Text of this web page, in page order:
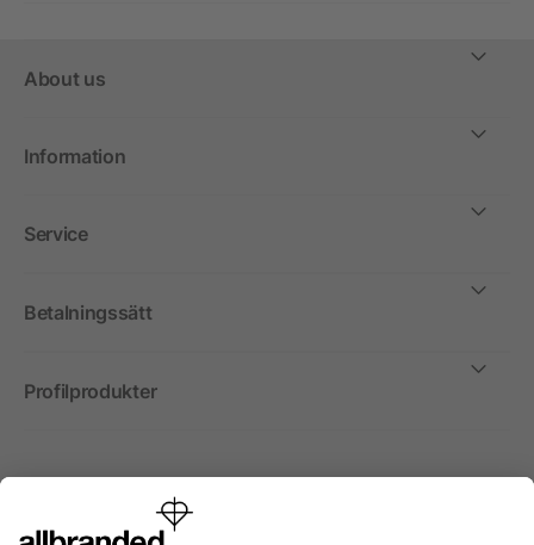
About us
Information
Service
Betalningssätt
Profilprodukter
Internationellt